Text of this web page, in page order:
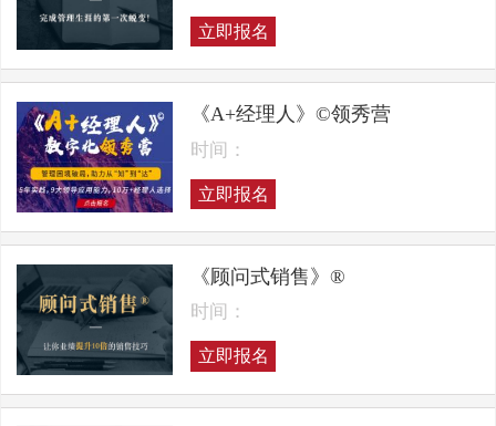
立即报名
《A+经理人》©领秀营
时间：
立即报名
《顾问式销售》®
时间：
立即报名